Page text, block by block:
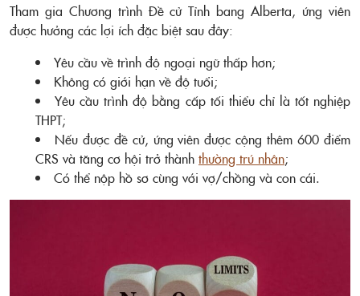
Tham gia Chương trình Đề cử Tỉnh bang Alberta, ứng viên
được hưởng các lợi ích đặc biệt sau đây:
Yêu cầu về trình độ ngoại ngữ thấp hơn;
Không có giới hạn về độ tuổi;
Yêu cầu trình độ bằng cấp tối thiểu chỉ là tốt nghiệp
THPT;
Nếu được đề cử, ứng viên được cộng thêm 600 điểm
CRS và tăng cơ hội trở thành thường trú nhân;
Có thể nộp hồ sơ cùng với vợ/chồng và con cái.